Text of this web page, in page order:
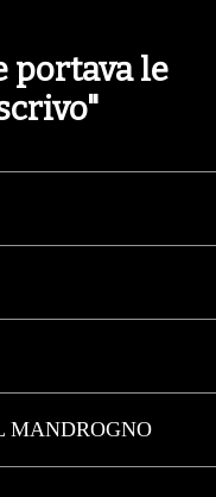
portava le
MANDROGNO